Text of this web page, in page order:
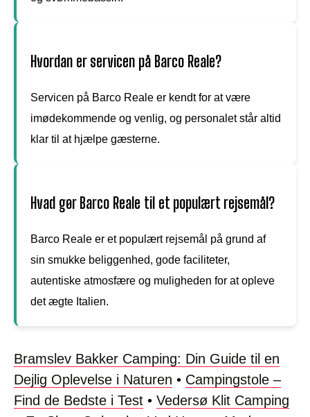
Hvordan er servicen på Barco Reale?
Servicen på Barco Reale er kendt for at være
imødekommende og venlig, og personalet står altid
klar til at hjælpe gæsterne.
Hvad gør Barco Reale til et populært rejsemål?
Barco Reale er et populært rejsemål på grund af
sin smukke beliggenhed, gode faciliteter,
autentiske atmosfære og muligheden for at opleve
det ægte Italien.
Bramslev Bakker Camping: Din Guide til en
Dejlig Oplevelse i Naturen • Campingstole –
Find de Bedste i Test • Vedersø Klit Camping